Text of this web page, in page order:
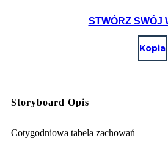
STWÓRZ SWÓJ
Kopia
Storyboard Opis
Cotygodniowa tabela zachowań